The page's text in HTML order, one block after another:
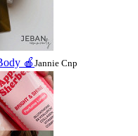
🍎 Jannie Cnp